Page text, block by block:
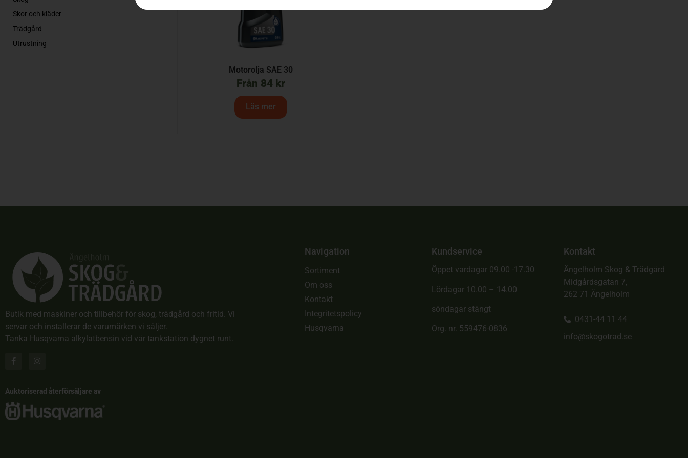
Skor och kläder
Trädgård
Utrustning
Motorolja SAE 30
Från 84 kr
Läs mer
Butik med maskiner och tillbehör för skog, trädgård och fritid. Vi
servar och installerar de varumärken vi säljer.
Tanka Husqvarna alkylatbensin vid vår tankstation dygnet runt.
Auktoriserad återförsäljare av
Navigation
Sortiment
Om oss
Kontakt
Integritetspolicy
Husqvarna
Kundservice
Öppet vardagar 09.00 -17.30
Lördagar 10.00 – 14.00
söndagar stängt
Org. nr. 559476-0836
Kontakt
Ängelholm Skog & Trädgård
Midgårdsgatan 7,
262 71 Ängelholm
0431-44 11 44
info@skogotrad.se